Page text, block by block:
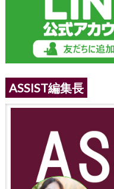
ASSIST編集長